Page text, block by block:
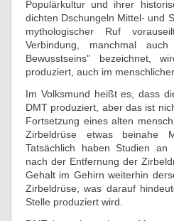
Populärkultur und ihrer
dichten Dschungeln Mittel- und
mythologischer Ruf
Verbindung, manchmal
Bewusstseins" bezeichnet,
produziert, auch im
Im Volksmund heißt es, dass
DMT produziert, aber das ist
Fortsetzung eines alten
Zirbeldrüse etwas beinahe
Tatsächlich haben Studien an
nach der Entfernung der
Gehalt im Gehirn weiterhin
Zirbeldrüse, was darauf
Stelle produziert wird.